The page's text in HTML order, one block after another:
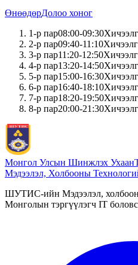
ӨнөөдөрДолоо хоног
1-р пар08:00-09:30
2-р пар09:40-11:10
3-р пар11:20-12:50
4-р пар13:20-14:50
5-р пар15:00-16:30
6-р пар16:40-18:10
7-р пар18:20-19:50
8-р пар20:00-21:30
Монгол Улсын Шинжлэх Ухаан
Мэдээлэл, Холбооны
ШУТИС-ийн Мэдээлэл,
Монголын тэргүүлэгч IT